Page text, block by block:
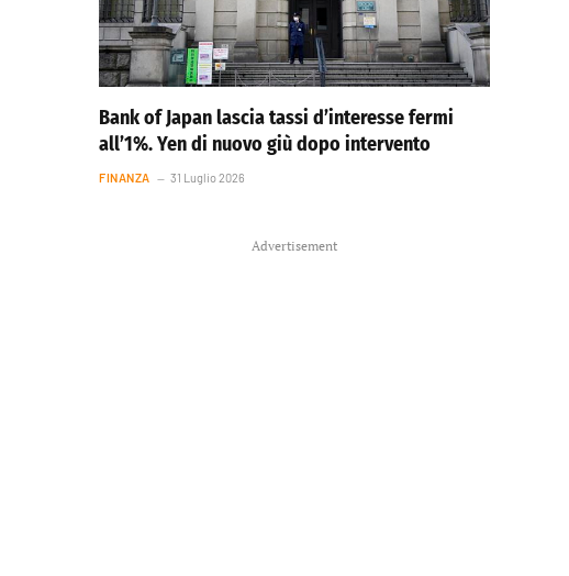
Bank of Japan lascia tassi d’interesse fermi
all’1%. Yen di nuovo giù dopo intervento
FINANZA 31 Luglio 2026
Advertisement